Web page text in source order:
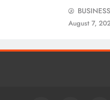
August 7,